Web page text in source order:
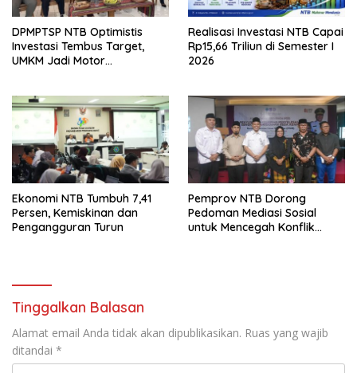
DPMPTSP NTB Optimistis
Investasi Tembus Target,
UMKM Jadi Motor
Realisasi Investasi NTB Capai
Rp15,66 Triliun di Semester I
2026
Ekonomi NTB Tumbuh 7,41
Persen, Kemiskinan dan
Pengangguran Turun
Pemprov NTB Dorong
Pedoman Mediasi Sosial
untuk Mencegah Konflik
Tinggalkan Balasan
Alamat email Anda tidak akan dipublikasikan. Ruas yang wajib
ditandai *